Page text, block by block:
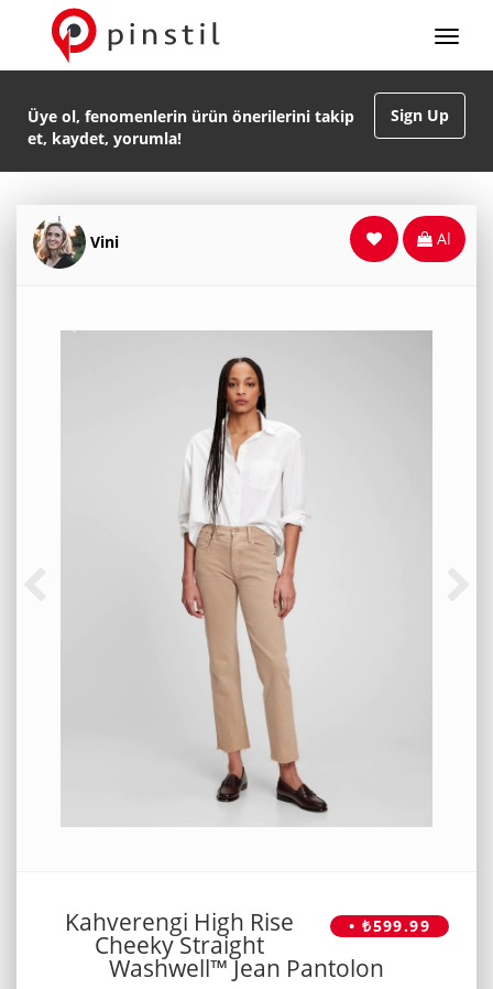
Sign Up
Üye ol, fenomenlerin ürün önerilerini takip
et, kaydet, yorumla!
Vini Al
• ₺599.99
Kahverengi High Rise
Cheeky Straight
Washwell™ Jean Pantolon